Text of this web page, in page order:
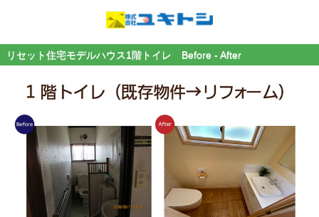
リセット住宅モデルハウス1階トイレ Before - After